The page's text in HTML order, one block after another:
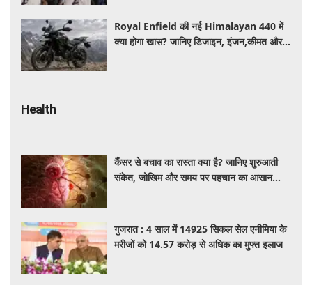
Royal Enfield की नई Himalayan 440 में
क्या होगा खास? जानिए डिजाइन, इंजन,कीमत और
Health
कैंसर से बचाव का रास्ता क्या है? जानिए शुरुआती
संकेत, जोखिम और समय पर पहचान का आसान
गुजरात : 4 साल में 14925 सिकल सेल एनीमिया के
मरीजों को 14.57 करोड़ से अधिक का मुफ्त इलाज